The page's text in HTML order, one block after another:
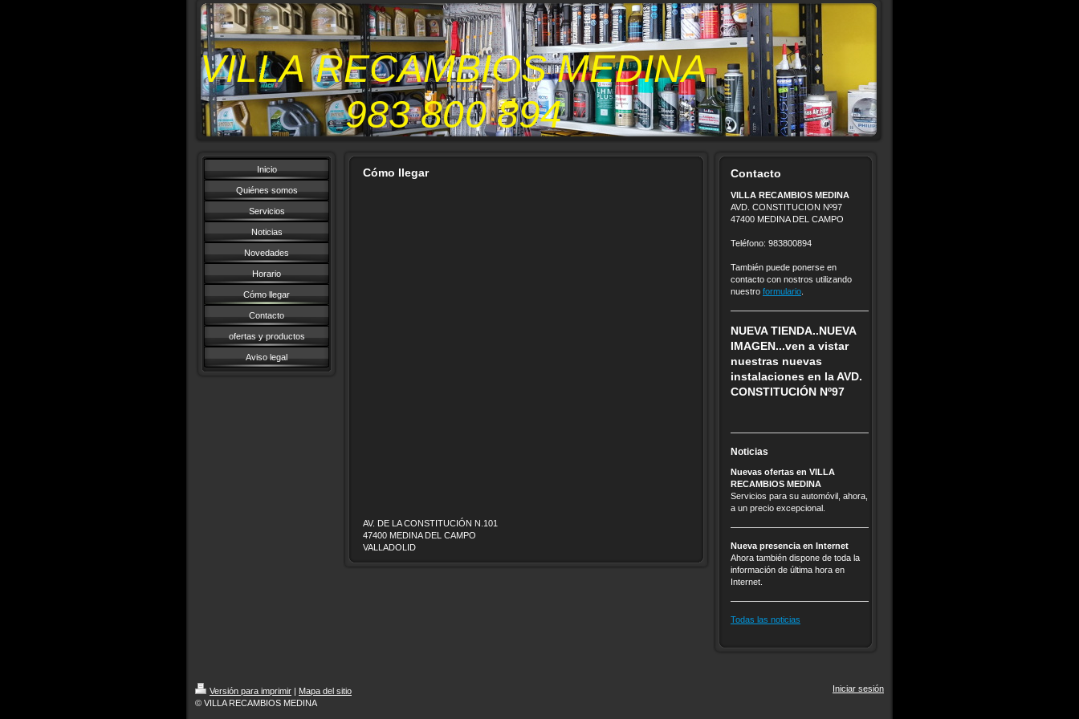
VILLA RECAMBIOS MEDINA
983 800 894
Inicio
Quiénes somos
Servicios
Noticias
Novedades
Horario
Cómo llegar
Contacto
ofertas y productos
Aviso legal
Cómo llegar
AV. DE LA CONSTITUCIÓN N.101
47400 MEDINA DEL CAMPO
VALLADOLID
Contacto
VILLA RECAMBIOS MEDINA
AVD. CONSTITUCION Nº97
47400 MEDINA DEL CAMPO
Teléfono: 983800894
También puede ponerse en
contacto con nostros utilizando
nuestro formulario
NUEVA TIENDA..NUEVA
IMAGEN...ven a vistar
nuestras nuevas
instalaciones en la AVD.
CONSTITUCIÓN Nº97
Noticias
Nuevas ofertas en VILLA
RECAMBIOS MEDINA
Servicios para su automóvil, ahora,
a un precio excepcional.
Nueva presencia en Internet
Ahora también dispone de toda la
información de última hora en
Internet.
Todas las noticias
Versión para imprimir | Mapa del sitio
© VILLA RECAMBIOS MEDINA
Iniciar sesión